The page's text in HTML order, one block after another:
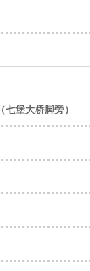
堡大桥脚旁）